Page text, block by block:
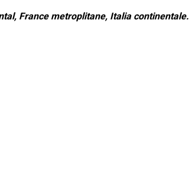
France metroplitane, Italia continentale.